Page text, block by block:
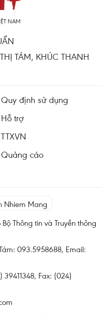
NAM
TÁM, KHÚC THANH
Quy định sử dụng
Hỗ trợ
TTXVN
Quảng cáo
Thông tin và Truyền thông
093.5958688, Email:
Fax: (024)